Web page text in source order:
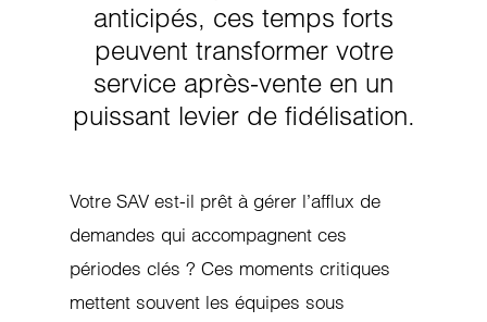
anticipés, ces temps forts
peuvent transformer votre
service après-vente en un
puissant levier de fidélisation.
Votre SAV est-il prêt à gérer l’afflux de
demandes qui accompagnent ces
périodes clés ? Ces moments critiques
mettent souvent les équipes sous